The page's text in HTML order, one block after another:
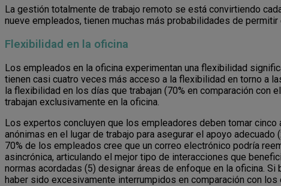
La gestión totalmente de trabajo remoto se está convirtiendo
nueve empleados, tienen muchas más probabilidades de
Flexibilidad en la oficina
Los empleados en la oficina experimentan una flexibilidad
tienen casi cuatro veces más acceso a la flexibilidad en torno a
la flexibilidad en los días que trabajan (70% en comparación con
trabajan exclusivamente en la oficina.
Los expertos concluyen que los empleadores deben tomar
anónimas en el lugar de trabajo para asegurar el apoyo
70% de los empleados cree que un correo electrónico podría
asincrónica, articulando el mejor tipo de interacciones que
normas acordadas (5) designar áreas de enfoque en la oficina.
haber sido excesivamente interrumpidos en comparación con los